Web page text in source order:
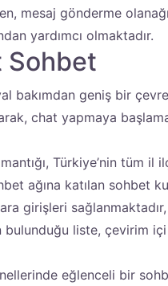
mesaj gönderme
yardımcı olmaktadır.
Sohbet
bakımdan geniş bir
chat yapmaya
Türkiye’nin tüm il
ağına katılan sohbet
girişleri
bulunduğu liste, çevirim
eğlenceli bir